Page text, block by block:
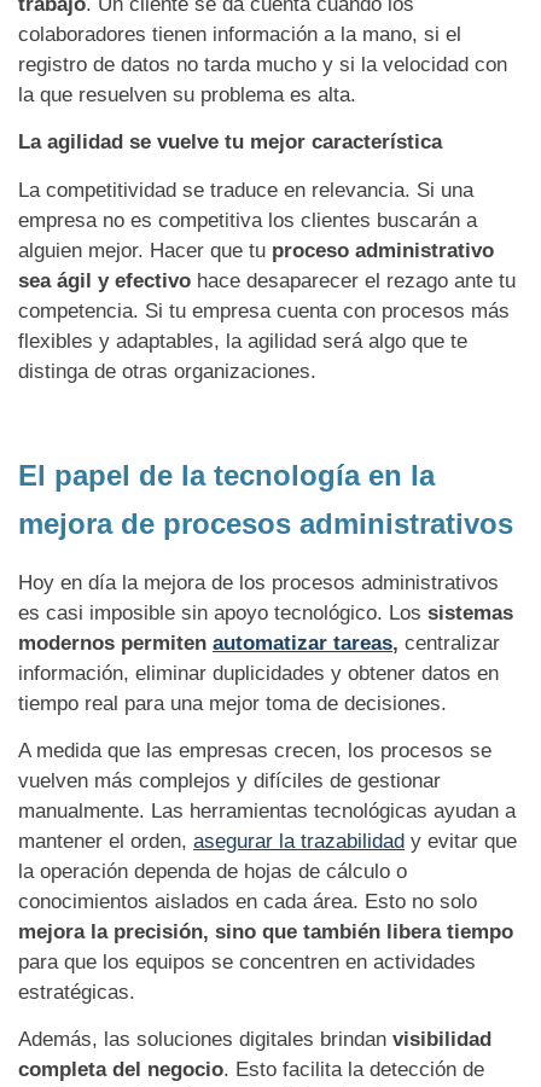
colaboradores tienen información a la mano, si el
registro de datos no tarda mucho y si la velocidad con
la que resuelven su problema es alta.
La agilidad se vuelve tu mejor característica
La competitividad se traduce en relevancia. Si una
empresa no es competitiva los clientes buscarán a
alguien mejor. Hacer que tu proceso administrativo
sea ágil y efectivo hace desaparecer el rezago ante tu
competencia. Si tu empresa cuenta con procesos más
flexibles y adaptables, la agilidad será algo que te
distinga de otras organizaciones.
El papel de la tecnología en la
mejora de procesos administrativos
Hoy en día la mejora de los procesos administrativos
es casi imposible sin apoyo tecnológico. Los sistemas
modernos permiten automatizar tareas, centralizar
información, eliminar duplicidades y obtener datos en
tiempo real para una mejor toma de decisiones.
A medida que las empresas crecen, los procesos se
vuelven más complejos y difíciles de gestionar
manualmente. Las herramientas tecnológicas ayudan a
mantener el orden, asegurar la trazabilidad y evitar que
la operación dependa de hojas de cálculo o
conocimientos aislados en cada área. Esto no solo
mejora la precisión, sino que también libera tiempo
para que los equipos se concentren en actividades
estratégicas.
Además, las soluciones digitales brindan visibilidad
completa del negocio. Esto facilita la detección de